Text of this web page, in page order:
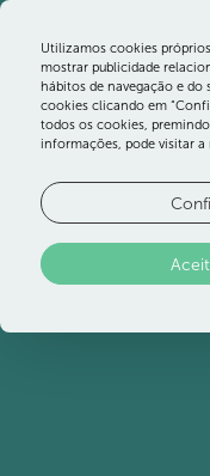
Antes de uma
ou depois de um
uma refeição
Utilizamos cookies
mostrar publicidade
hábitos de navegação e do
cookies clicando em
todos os cookies,
informações, pode visitar a